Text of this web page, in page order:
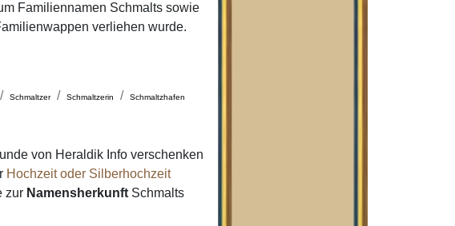
Familiennamen Schmalts sowie
verliehen wurde.
Schmaltzer Schmaltzerin Schmaltzhafen
von Heraldik Info verschenken
Hochzeit oder Silberhochzeit
zur Namensherkunft Schmalts